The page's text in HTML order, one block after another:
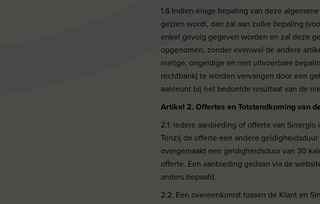
1.6 Indien enige bepaling van deze
gezien wordt, dan zal aan zulke bepaling
enkel gevolg gegeven worden en zal deze
opgenomen, zonder evenwel de andere
nietige, ongeldige en niet uitvoerbare
rechtbank) te worden vervangen door een
aanleunt bij het bedoelde resultaat van de
Artikel 2. Offertes en Totstandkoming van
2.1. Iedere aanbieding of offerte van
Tenzij de offerte een andere
overgemaakt een geldigheidsduur van 30
offerte. Een aanbieding gedaan via de
anders bepaald.
2.2. Een overeenkomst tussen de Klant en